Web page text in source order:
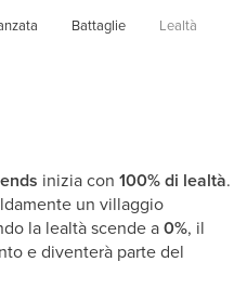
Battaglie Lealtà
inizia con 100% di lealtà.
un villaggio
la lealtà scende a0%, il
e diventerà parte del